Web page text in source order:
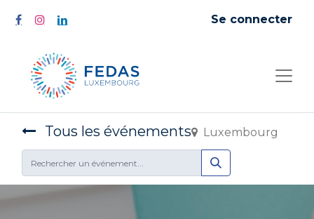
Se connecter
Tous les événements Luxembourg